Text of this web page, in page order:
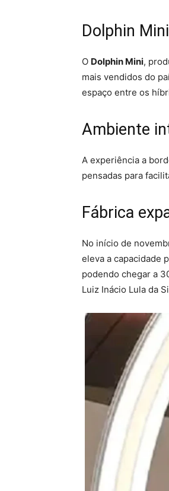
Dolphin
O Dolphin Mini,
mais vendidos do
espaço entre os
Ambiente
A experiência a
pensadas para
Fábrica
No início de
eleva a capacidade
podendo chegar a
Luiz Inácio Lula da